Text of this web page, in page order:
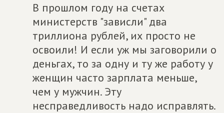
В прошлом году на счетах
министерств "зависли" два
триллиона рублей, их просто не
освоили! И если уж мы заговорили о
деньгах, то за одну и ту же работу у
женщин часто зарплата меньше,
чем у мужчин. Эту
несправедливость надо исправлять.